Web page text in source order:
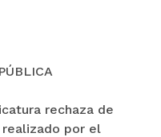
rechaza de
por el